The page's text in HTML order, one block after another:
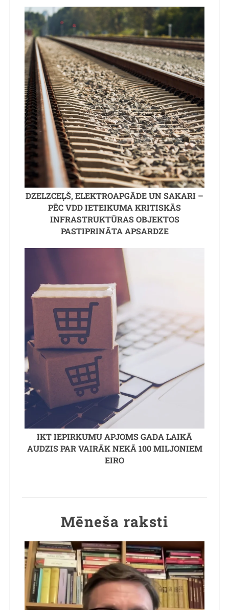
DZELZCEĻŠ, ELEKTROAPGĀDE UN SAKARI –
PĒC VDD IETEIKUMA KRITISKĀS
INFRASTRUKTŪRAS OBJEKTOS
PASTIPRINĀTA APSARDZE
IKT IEPIRKUMU APJOMS GADA LAIKĀ
AUDZIS PAR VAIRĀK NEKĀ 100 MILJONIEM
EIRO
Mēneša raksti